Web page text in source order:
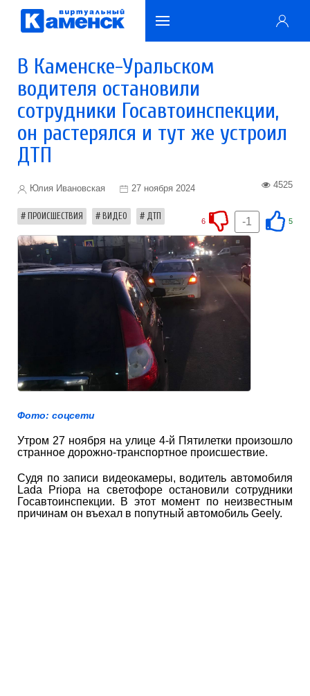
В Каменске-Уральском
водителя остановили
сотрудники Госавтоинспекции,
он растерялся и тут же устроил
ДТП
Юлия Ивановская 27 ноября 2024 4525
ПРОИСШЕСТВИЯ ВИДЕО ДТП 5
-1
6
Фото: соцсети
Утром 27 ноября на улице 4-й Пятилетки произошло
странное дорожно-транспортное происшествие.
Судя по записи видеокамеры, водитель автомобиля
Lada Priopa на светофоре остановили сотрудники
Госавтоинспекции. В этот момент по неизвестным
причинам он въехал в попутный автомобиль Geely.